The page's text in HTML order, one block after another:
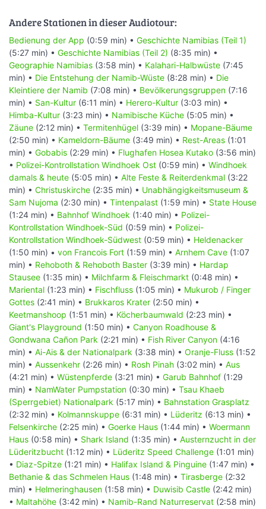
Andere Stationen in dieser Audiotour:
Bedienung der App (0:59 min) • Geschichte Namibias (Teil 1)
(5:27 min) • Geschichte Namibias (Teil 2) (8:35 min) •
Geographie Namibias (3:58 min) • Kalahari-Halbwüste (7:45
min) • Die Entstehung der Namib-Wüste (8:28 min) • Die
Kleintiere der Namib (7:08 min) • Bevölkerungsgruppen (7:16
min) • San-Kultur (6:11 min) • Herero-Kultur (3:03 min) •
Himba-Kultur (3:23 min) • Namibische Küche (5:05 min) •
Zäune (2:12 min) • Termitenhügel (3:39 min) • Mopane-Bäume
(2:50 min) • Kameldorn-Bäume (3:49 min) • Rest-Areas (1:01
min) • Gobabis (2:29 min) • Flughafen Hosea Kutako (3:56 min)
• Polizei-Kontrollstation Windhoek Ost (0:59 min) • Windhoek
damals & heute (5:05 min) • Alte Feste & Reiterdenkmal (3:22
min) • Christuskirche (2:35 min) • Unabhängigkeitsmuseum &
Sam Nujoma (2:30 min) • Tintenpalast (1:59 min) • State House
(1:24 min) • Bahnhof Windhoek (1:40 min) • Polizei-
Kontrollstation Windhoek-Süd (0:59 min) • Polizei-
Kontrollstation Windhoek-Südwest (0:59 min) • Heldenacker
(1:50 min) • von Francois Fort (1:59 min) • Arnhem Cave (1:07
min) • Rehoboth & Rehoboth Baster (3:39 min) • Hardap
Stausee (1:35 min) • Milchfarm & Fleischmarkt (0:48 min) •
Mariental (1:23 min) • Fischfluss (1:05 min) • Mukurob / Finger
Gottes (2:41 min) • Brukkaros Krater (2:50 min) •
Keetmanshoop (1:51 min) • Köcherbaumwald (2:23 min) •
Giant's Playground (1:50 min) • Canyon Roadhouse &
Gondwana Cañon Park (2:21 min) • Fish River Canyon (4:16
min) • Ai-Ais & der Nationalpark (3:38 min) • Oranje-Fluss (1:52
min) • Aussenkehr (2:26 min) • Rosh Pinah (3:02 min) • Aus
(4:21 min) • Wüstenpferde (3:21 min) • Garub Bahnhof (1:29
min) • NamWater Pumpstation (0:30 min) • Tsau Khaeb
(Sperrgebiet) Nationalpark (5:17 min) • Bahnstation Grasplatz
(2:32 min) • Kolmannskuppe (6:31 min) • Lüderitz (6:13 min) •
Felsenkirche (2:25 min) • Goerke Haus (1:44 min) • Woermann
Haus (0:58 min) • Shark Island (1:35 min) • Austernzucht in der
Lüderitzbucht (1:12 min) • Lüderitz Speed Challenge (1:01 min)
• Diaz-Spitze (1:21 min) • Halifax Island & Pinguine (1:47 min) •
Bethanie & das Schmelen Haus (1:48 min) • Tirasberge (2:32
min) • Helmeringhausen (1:58 min) • Duwisib Castle (2:42 min)
• Maltahöhe (3:42 min) • Namib-Rand Naturreservat (2:58 min)